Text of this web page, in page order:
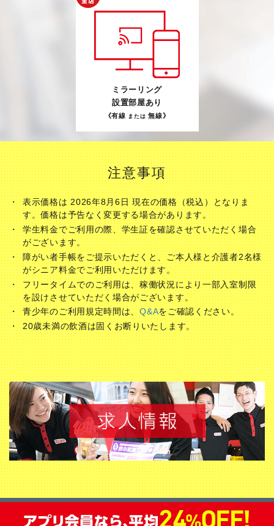
ミラーリング
設置部屋あり
《有線 または 無線》
注意事項
表示価格は 2026年8月6日 現在の価格（税込）となりま
す。価格は予告なく変更する場合があります。
学生料金でご利用の際、学生証を確認させていただく場合
がございます。
障がい者手帳をご提示いただくと、ご本人様と介護者2名様
がシニア料金でご利用いただけます。
フリータイムでのご利用は、稼働状況により一部入室制限
を設けさせていただく場合がございます。
青少年のご利用規定時間は、Q&Aをご確認ください。
20歳未満の飲酒は固くお断りいたします。